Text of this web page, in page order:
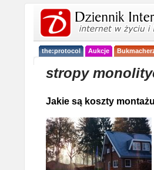
the:protocol Aukcje
stropy
Jakie są koszty